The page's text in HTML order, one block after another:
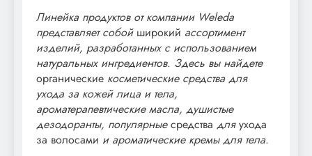
Линейка продуктов от компании Weleda
представляет собойширокий ассортимент
изделий, разработанных с использованием
натуральных ингредиентов. Здесь вы найдете
органические косметические средства для
ухода за кожей лица и тела,
ароматерапевтические масла, душистые
дезодоранты, популярныесредства дляухода
за волосами и ароматические кремы для тела.